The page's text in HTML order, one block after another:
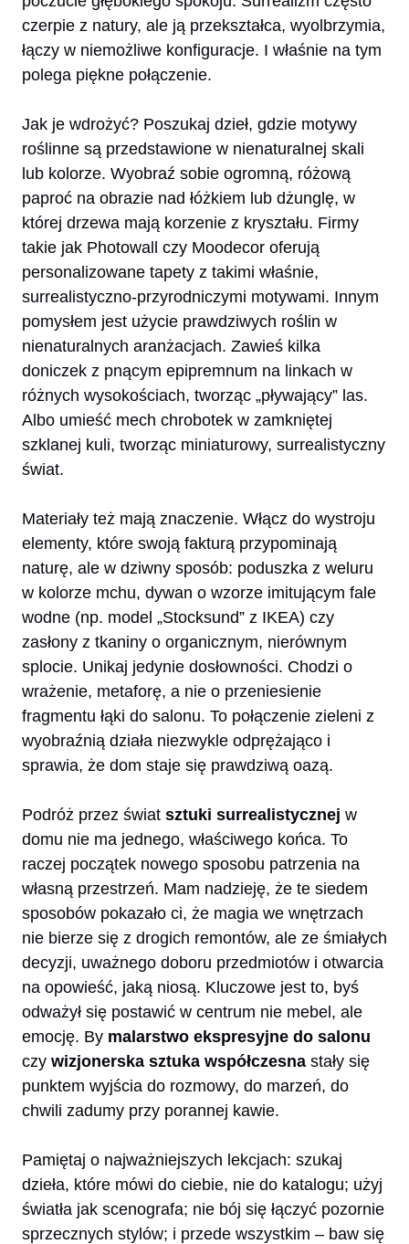
czerpie z natury, ale ją przekształca, wyolbrzymia,
łączy w niemożliwe konfiguracje. I właśnie na tym
polega piękne połączenie.
Jak je wdrożyć? Poszukaj dzieł, gdzie motywy
roślinne są przedstawione w nienaturalnej skali
lub kolorze. Wyobraź sobie ogromną, różową
paproć na obrazie nad łóżkiem lub dżunglę, w
której drzewa mają korzenie z kryształu. Firmy
takie jak Photowall czy Moodecor oferują
personalizowane tapety z takimi właśnie,
surrealistyczno-przyrodniczymi motywami. Innym
pomysłem jest użycie prawdziwych roślin w
nienaturalnych aranżacjach. Zawieś kilka
doniczek z pnącym epipremnum na linkach w
różnych wysokościach, tworząc „pływający” las.
Albo umieść mech chrobotek w zamkniętej
szklanej kuli, tworząc miniaturowy, surrealistyczny
świat.
Materiały też mają znaczenie. Włącz do wystroju
elementy, które swoją fakturą przypominają
naturę, ale w dziwny sposób: poduszka z weluru
w kolorze mchu, dywan o wzorze imitującym fale
wodne (np. model „Stocksund” z IKEA) czy
zasłony z tkaniny o organicznym, nierównym
splocie. Unikaj jedynie dosłowności. Chodzi o
wrażenie, metaforę, a nie o przeniesienie
fragmentu łąki do salonu. To połączenie zieleni z
wyobraźnią działa niezwykle odprężająco i
sprawia, że dom staje się prawdziwą oazą.
Podróż przez świat sztuki surrealistycznej w
domu nie ma jednego, właściwego końca. To
raczej początek nowego sposobu patrzenia na
własną przestrzeń. Mam nadzieję, że te siedem
sposobów pokazało ci, że magia we wnętrzach
nie bierze się z drogich remontów, ale ze śmiałych
decyzji, uważnego doboru przedmiotów i otwarcia
na opowieść, jaką niosą. Kluczowe jest to, byś
odważył się postawić w centrum nie mebel, ale
emocję. By malarstwo ekspresyjne do salonu
czy wizjonerska sztuka współczesna stały się
punktem wyjścia do rozmowy, do marzeń, do
chwili zadumy przy porannej kawie.
Pamiętaj o najważniejszych lekcjach: szukaj
dzieła, które mówi do ciebie, nie do katalogu; użyj
światła jak scenografa; nie bój się łączyć pozornie
sprzecznych stylów; i przede wszystkim – baw się